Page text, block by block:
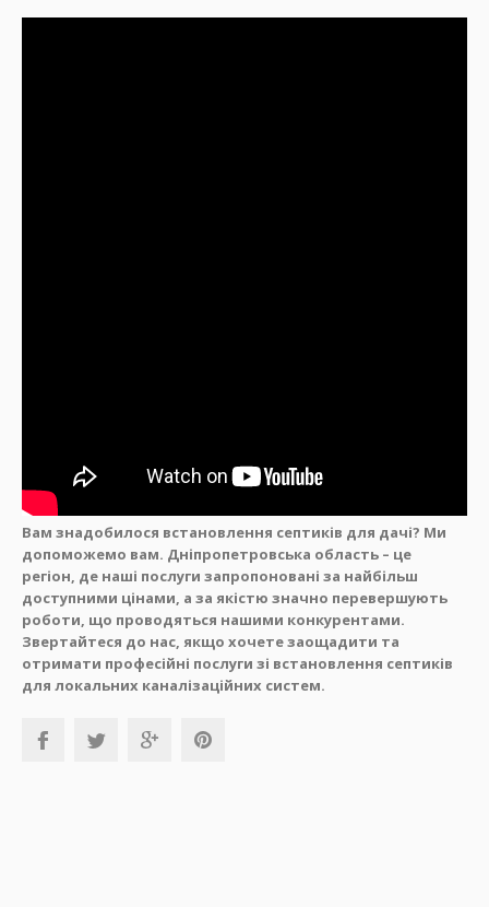
Вам знадобилося встановлення септиків для дачі? Ми
допоможемо вам. Дніпропетровська область – це
регіон, де наші послуги запропоновані за найбільш
доступними цінами, а за якістю значно перевершують
роботи, що проводяться нашими конкурентами.
Звертайтеся до нас, якщо хочете заощадити та
отримати професійні послуги зі встановлення септиків
для локальних каналізаційних систем.